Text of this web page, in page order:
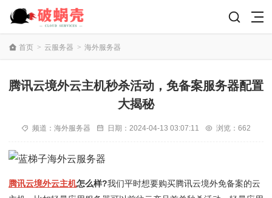
首页 > 云服务器 > 海外服务器
腾讯云境外云主机秒杀活动，免备案服务器配置
大揭秘
频道： 海外服务器 日期： 2024-04-13 03:07:11 浏览：662
腾讯云境外云主机怎么样?我们平时想要购买腾讯云境外免备案的云